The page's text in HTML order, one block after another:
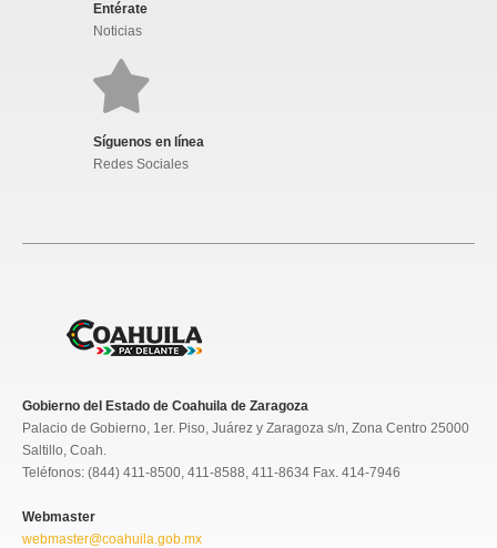
Entérate
Noticias
Síguenos en línea
Redes Sociales
Gobierno del Estado de Coahuila de Zaragoza
Palacio de Gobierno, 1er. Piso, Juárez y Zaragoza s/n, Zona Centro 25000
Saltillo, Coah.
Teléfonos: (844) 411-8500, 411-8588, 411-8634 Fax. 414-7946
Webmaster
webmaster@coahuila.gob.mx